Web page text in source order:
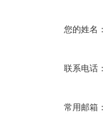
您的姓名：
联系电话：
常用邮箱：